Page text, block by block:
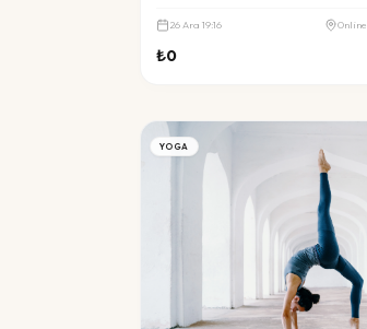
26 Ara 19:16 Online
₺0
YOGA